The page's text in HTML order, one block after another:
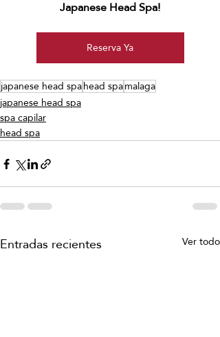
Japanese Head Spa!
Reserva Ya
japanese head spahead spamalaga
japanese head spa
spa capilar
head spa
Entradas recientes Ver todo